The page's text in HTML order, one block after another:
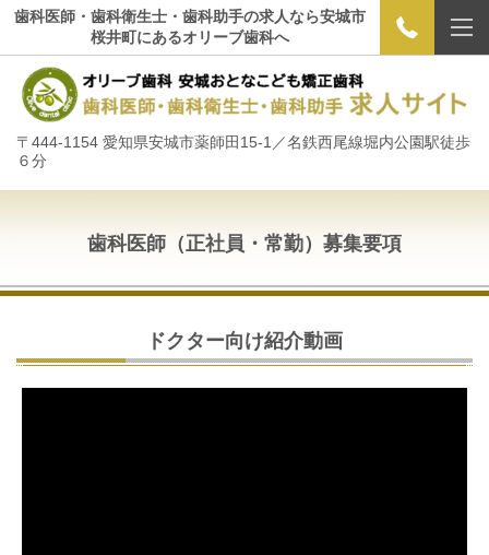
歯科医師・歯科衛生士・歯科助手の求人なら安城市
桜井町にあるオリーブ歯科へ
〒444-1154 愛知県安城市薬師田15-1／名鉄西尾線堀内公園駅徒歩
６分
歯科医師（正社員・常勤）募集要項
ドクター向け紹介動画